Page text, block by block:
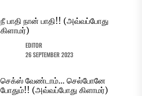
நீ பாதி நான் பாதி!! (அவ்வப்போது
கிளாமர்)
EDITOR
26 SEPTEMBER 2023
செக்ஸ் வேண்டாம்… செல்போனே
போதும்!! (அவ்வப்போது கிளாமர்)